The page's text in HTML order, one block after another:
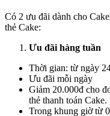
Có 2 ưu đãi dành cho
thẻ Cake:
Ưu đãi hàng tuần
Thời gian: từ ngày
Ưu đãi mỗi ngày
Giảm 20.000đ cho
thẻ thanh toán Cake.
Trong khung giờ từ